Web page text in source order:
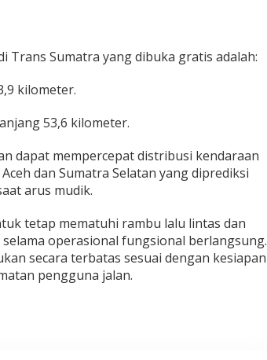
Trans Sumatra yang dibuka gratis adalah:
kilometer.
53,6 kilometer.
dapat mempercepat distribusi kendaraan
dan Sumatra Selatan yang diprediksi
arus mudik.
tetap mematuhi rambu lalu lintas dan
operasional fungsional berlangsung.
secara terbatas sesuai dengan kesiapan
pengguna jalan.